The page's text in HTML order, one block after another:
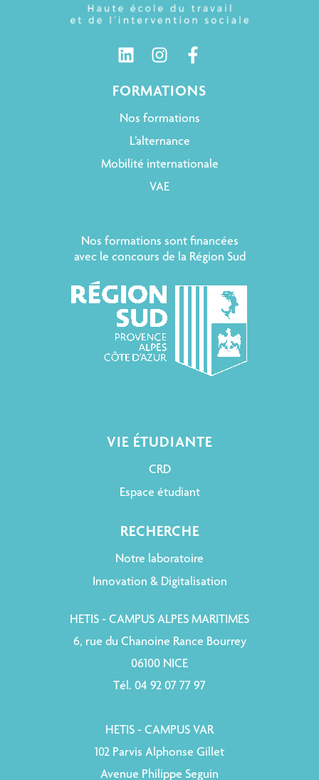
FORMATIONS
Nos formations
L’alternance
Mobilité internationale
VAE
Nos formations sont financées
avec le concours de la Région Sud
VIE ÉTUDIANTE
CRD
Espace étudiant
RECHERCHE
Notre laboratoire
Innovation & Digitalisation
HETIS - CAMPUS ALPES MARITIMES
6, rue du Chanoine Rance Bourrey
06100 NICE
Tél. 04 92 07 77 97
HETIS - CAMPUS VAR
102 Parvis Alphonse Gillet
Avenue Philippe Seguin